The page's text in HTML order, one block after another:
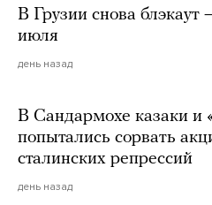
В Грузии снова блэкаут
июля
день назад
В Сандармохе казаки и
попытались сорвать
сталинских репрессий
день назад